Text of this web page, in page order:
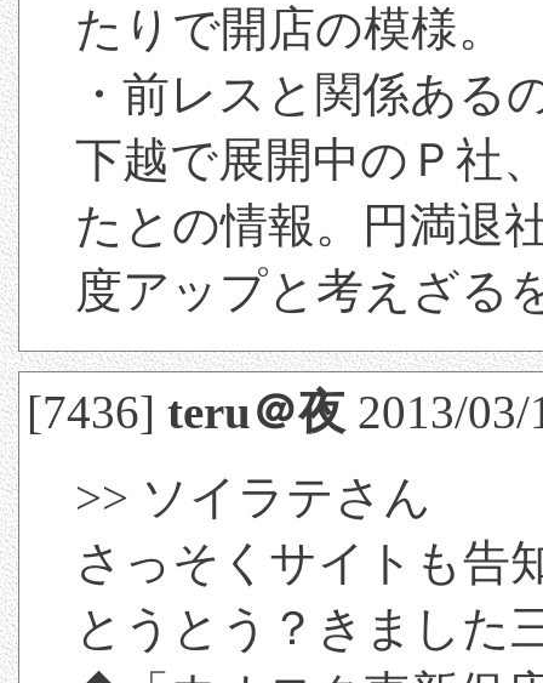
たりで開店の模様。
・前レスと関係ある
下越で展開中のＰ社
たとの情報。円満退
度アップと考えざる
[7436]teru＠夜 2013/
>> ソイラテさん
さっそくサイトも告
とうとう？きました